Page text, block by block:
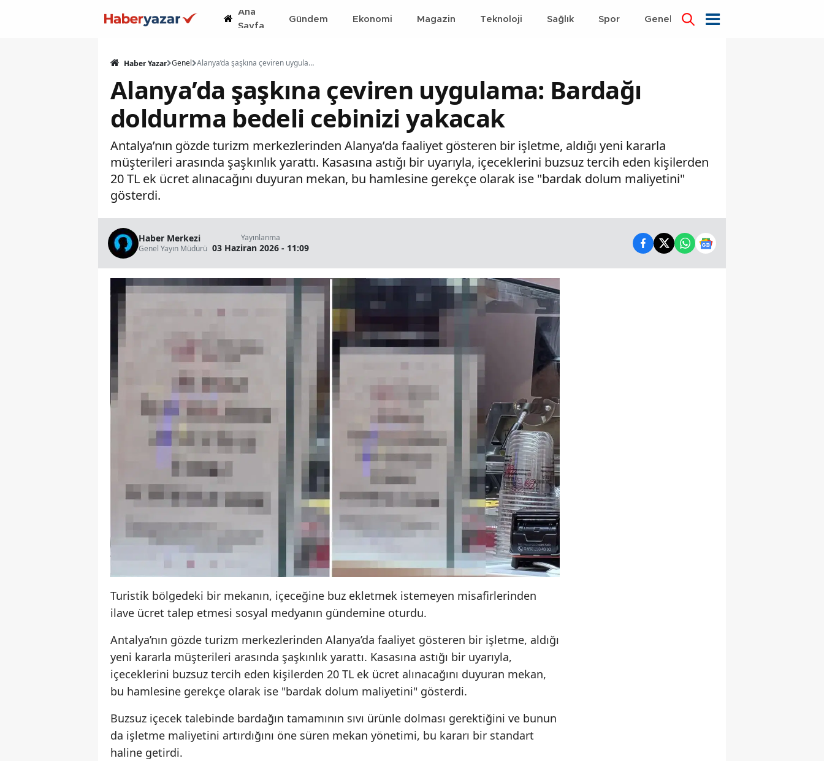
Ana
Sayfa
Gündem Ekonomi Magazin Teknoloji Sağlık Spor Genel Dünya
Haber Yazar Genel Alanya’da şaşkına çeviren uygulama: Bardağı doldurma bedeli cebinizi yakacak
Alanya’da şaşkına çeviren uygulama: Bardağı
doldurma bedeli cebinizi yakacak
Antalya’nın gözde turizm merkezlerinden Alanya’da faaliyet gösteren bir işletme, aldığı yeni kararla
müşterileri arasında şaşkınlık yarattı. Kasasına astığı bir uyarıyla, içeceklerini buzsuz tercih eden kişilerden
20 TL ek ücret alınacağını duyuran mekan, bu hamlesine gerekçe olarak ise "bardak dolum maliyetini"
gösterdi.
Haber Merkezi
Genel Yayın Müdürü
Yayınlanma
03 Haziran 2026 - 11:09
Turistik bölgedeki bir mekanın, içeceğine buz ekletmek istemeyen misafirlerinden
ilave ücret talep etmesi sosyal medyanın gündemine oturdu.
Antalya’nın gözde turizm merkezlerinden Alanya’da faaliyet gösteren bir işletme, aldığı
yeni kararla müşterileri arasında şaşkınlık yarattı. Kasasına astığı bir uyarıyla,
içeceklerini buzsuz tercih eden kişilerden 20 TL ek ücret alınacağını duyuran mekan,
bu hamlesine gerekçe olarak ise "bardak dolum maliyetini" gösterdi.
Buzsuz içecek talebinde bardağın tamamının sıvı ürünle dolması gerektiğini ve bunun
da işletme maliyetini artırdığını öne süren mekan yönetimi, bu kararı bir standart
haline getirdi.